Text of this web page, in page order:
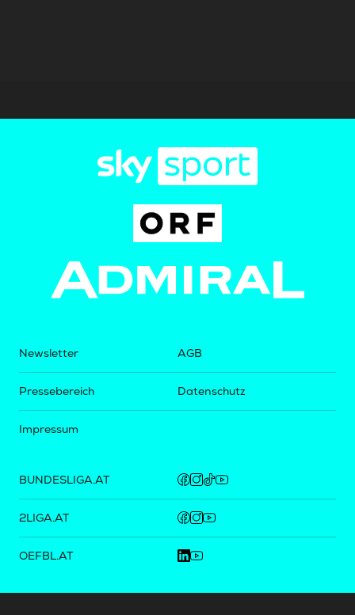
Newsletter
Pressebereich
Impressum
AGB
Datenschutz
BUNDESLIGA.AT
2LIGA.AT
OEFBL.AT